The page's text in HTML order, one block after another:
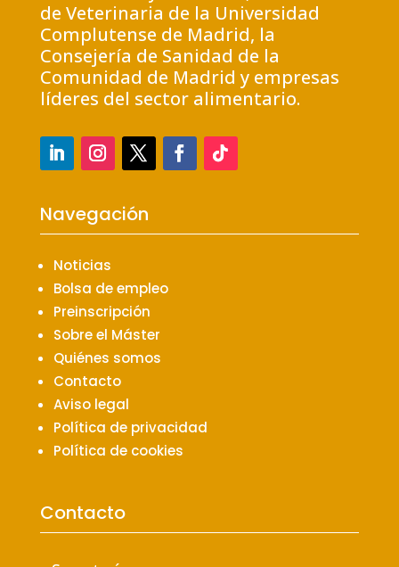
de Veterinaria de la Universidad
Complutense de Madrid, la
Consejería de Sanidad de la
Comunidad de Madrid y empresas
líderes del sector alimentario.
Navegación
Noticias
Bolsa de empleo
Preinscripción
Sobre el Máster
Quiénes somos
Contacto
Aviso legal
Política de privacidad
Política de cookies
Contacto